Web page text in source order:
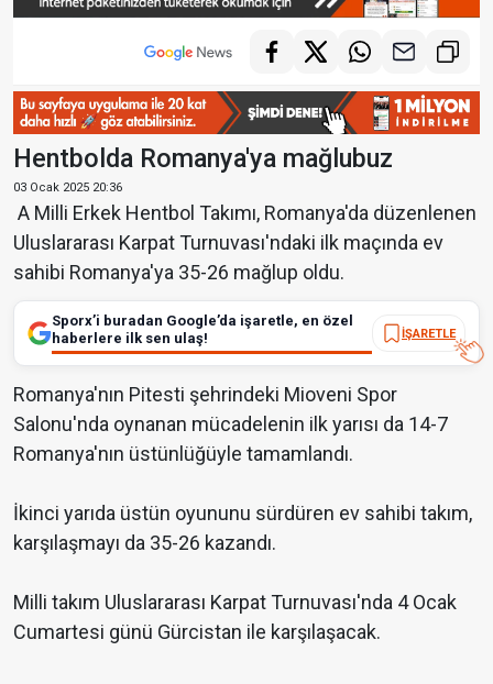
Hentbolda Romanya'ya mağlubuz
03 Ocak 2025 20:36
A Milli Erkek Hentbol Takımı, Romanya'da düzenlenen
Uluslararası Karpat Turnuvası'ndaki ilk maçında ev
sahibi Romanya'ya 35-26 mağlup oldu.
Sporx’i buradan Google’da işaretle, en özel
haberlere ilk sen ulaş!
İŞARETLE
Romanya'nın Pitesti şehrindeki Mioveni Spor
Salonu'nda oynanan mücadelenin ilk yarısı da 14-7
Romanya'nın üstünlüğüyle tamamlandı.
İkinci yarıda üstün oyununu sürdüren ev sahibi takım,
karşılaşmayı da 35-26 kazandı.
Milli takım Uluslararası Karpat Turnuvası'nda 4 Ocak
Cumartesi günü Gürcistan ile karşılaşacak.